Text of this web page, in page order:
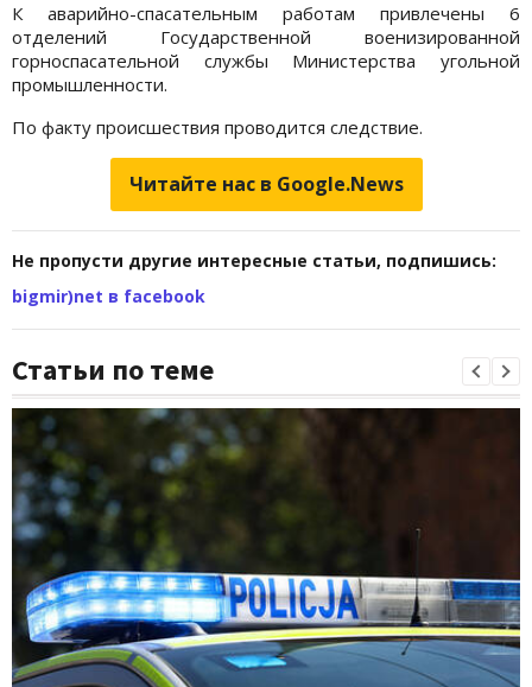
К аварийно-спасательным работам привлечены 6
отделений Государственной военизированной
горноспасательной службы Министерства угольной
промышленности.
По факту происшествия проводится следствие.
Читайте нас в Google.News
Не пропусти другие интересные статьи, подпишись:
bigmir)net в facebook
Статьи по теме